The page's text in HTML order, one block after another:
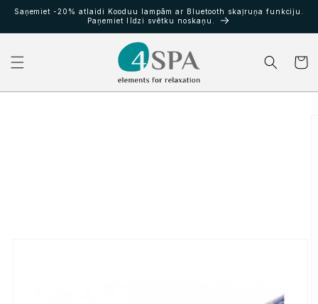
uz
Saņemiet -20% atlaidi Kooduu lampām ar Bluetooth skaļruņa funkciju.
Paņemiet līdzi svētku noskaņu.
Grozs